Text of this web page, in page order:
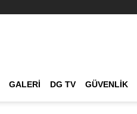
GALERI DG TV GÜVENLIK